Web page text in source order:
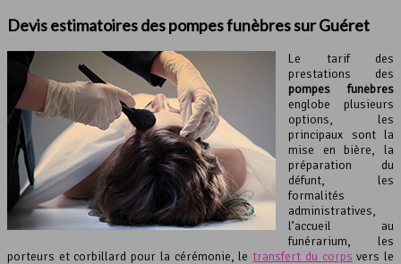
Devis estimatoires despompes funèbressur Guéret
Le tarif des
prestations des
pompes funèbres
englobe plusieurs
options, les
principaux sont la
mise en bière, la
préparation du
défunt, les
formalités
administratives,
l’accueil au
funérarium, les
porteurs et corbillard pour la cérémonie, le transfert du corps vers le